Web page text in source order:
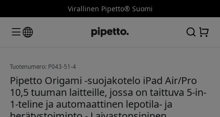
Virallinen Pipetto® Suomi
Tuotenumero: P043-51-4
Pipetto Origami -suojakotelo iPad Air/Pro
10,5 tuuman laitteille, jossa on taittuva 5-in-
1-teline ja automaattinen lepotila- ja